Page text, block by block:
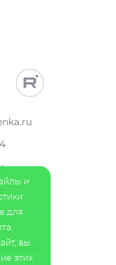
и
для
вы
этих